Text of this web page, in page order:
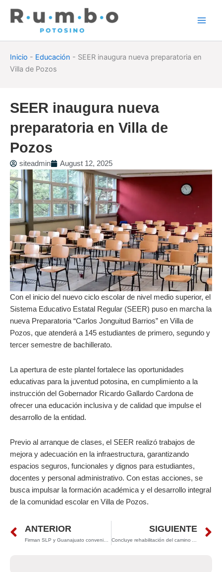
Inicio - Educación - SEER inaugura nueva preparatoria en
Villa de Pozos
SEER inaugura nueva
preparatoria en Villa de
Pozos
siteadmin August 12, 2025
Con el inicio del nuevo ciclo escolar de nivel medio superior, el
Sistema Educativo Estatal Regular (SEER) puso en marcha la
nueva Preparatoria “Carlos Jonguitud Barrios” en Villa de
Pozos, que atenderá a 145 estudiantes de primero, segundo y
tercer semestre de bachillerato.
La apertura de este plantel fortalece las oportunidades
educativas para la juventud potosina, en cumplimiento a la
instrucción del Gobernador Ricardo Gallardo Cardona de
ofrecer una educación inclusiva y de calidad que impulse el
desarrollo de la entidad.
Previo al arranque de clases, el SEER realizó trabajos de
mejora y adecuación en la infraestructura, garantizando
espacios seguros, funcionales y dignos para estudiantes,
docentes y personal administrativo. Con estas acciones, se
busca impulsar la formación académica y el desarrollo integral
de la comunidad escolar en Villa de Pozos.
Prev
ANTERIOR
Firman SLP y Guanajuato convenio para fortalecer la paz en la región bajío
SIGUIENTE
Concluye rehabilitación del camino Agua Buena–San Jerónimo en Tamasopo